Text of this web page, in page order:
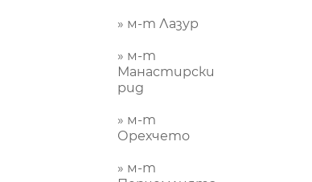
» м-т Лазур
» м-т
Манастирски
рид
» м-т
Орехчето
» м-т